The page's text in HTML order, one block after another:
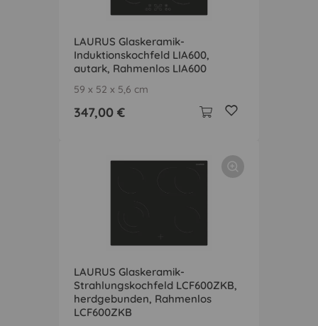
LAURUS Glaskeramik-
Induktionskochfeld LIA600,
autark, Rahmenlos LIA600
59 x 52 x 5,6 cm
347,00 €
LAURUS Glaskeramik-
Strahlungskochfeld LCF600ZKB,
herdgebunden, Rahmenlos
LCF600ZKB